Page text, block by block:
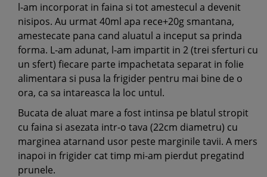
l-am incorporat in faina si tot amestecul a devenit
nisipos. Au urmat 40ml apa rece+20g smantana,
amestecate pana cand aluatul a inceput sa prinda
forma. L-am adunat, l-am impartit in 2 (trei sferturi cu
un sfert) fiecare parte impachetata separat in folie
alimentara si pusa la frigider pentru mai bine de o
ora, ca sa intareasca la loc untul.
Bucata de aluat mare a fost intinsa pe blatul stropit
cu faina si asezata intr-o tava (22cm diametru) cu
marginea atarnand usor peste marginile tavii. A mers
inapoi in frigider cat timp mi-am pierdut pregatind
prunele.